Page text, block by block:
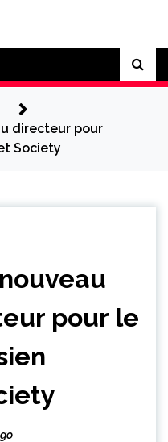
directeur pour
Society
pour le